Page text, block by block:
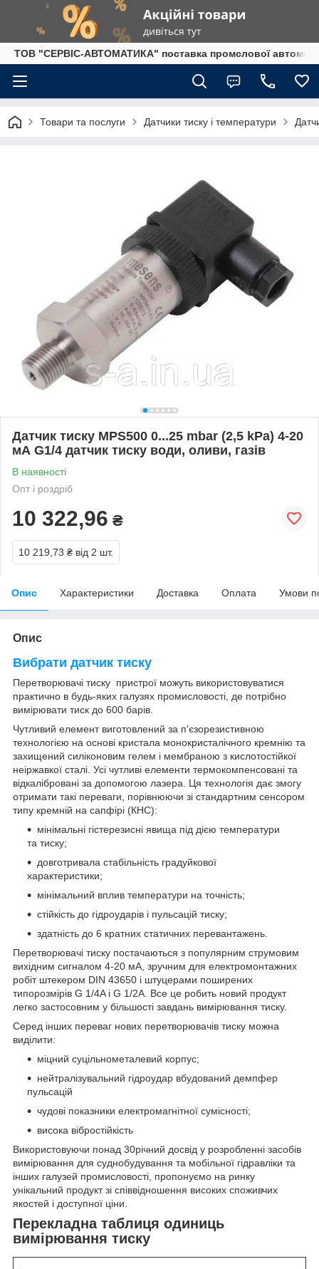
ТОВ "СЕРВІС-АВТОМАТИКА" поставка промслової
Товари та послуги Датчики тиску і температури
Датчик тиску MPS500 0...25 mbar (2,5 kPa) 4-20
мА G1/4 датчик тиску води, оливи, газів
В наявності
Опт і роздріб
10 322,96 ₴
10 219,73 ₴ від 2 шт.
Опис Характеристики Доставка Оплата Умови
Опис
Вибрати датчик тиску
Перетворювачі тиску пристрої можуть використовуватися
практично в будь-яких галузях промисловості, де потрібно
вимірювати тиск до 600 барів.
Чутливий елемент виготовлений за п'єзорезистивною
технологією на основі кристала монокристалічного кремнію та
захищений силіконовим гелем і мембраною з кислотостійкої
неіржавкої сталі. Усі чутливі елементи термокомпенсовані та
відкалібровані за допомогою лазера. Ця технологія дає змогу
отримати такі переваги, порівнюючи зі стандартним сенсором
типу кремній на сапфірі (КНС):
мінімальні гістерезисні явища під дією температури
та тиску;
довготривала стабільність градуйкової
характеристики;
мінімальний вплив температури на точність;
стійкість до гідроударів і пульсацій тиску;
здатність до 6 кратних статичних перевантажень.
Перетворювачі тиску постачаються з популярним струмовим
вихідним сигналом 4-20 мА, зручним для електромонтажних
робіт штекером DIN 43650 і штуцерами поширених
типорозмірів G 1/4A і G 1/2A. Все це робить новий продукт
легко застосовним у більшості завдань вимірювання тиску.
Серед інших переваг нових перетворювачів тиску можна
виділити:
міцний суцільнометалевий корпус;
нейтралізувальний гідроудар вбудований демпфер
пульсацій
чудові показники електромагнітної сумісності;
висока вібростійкість
Використовуючи понад 30річний досвід у розробленні засобів
вимірювання для суднобудування та мобільної гідравліки та
інших галузей промисловості, пропонуємо на ринку
унікальний продукт зі співвідношення високих споживчих
якостей і доступної ціни.
Перекладна таблиця одиниць
вимірювання тиску